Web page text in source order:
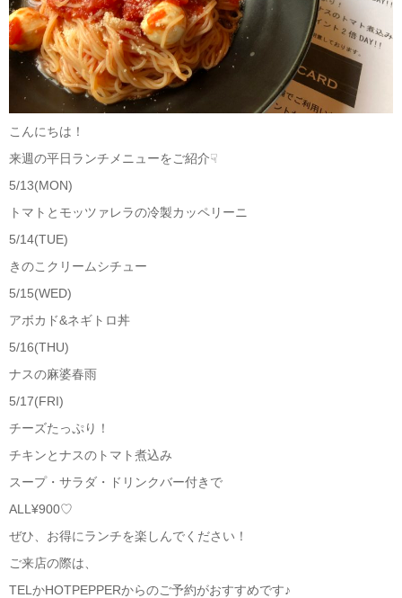
こんにちは！
来週の平日ランチメニューをご紹介☟
5/13(MON)
トマトとモッツァレラの冷製カッペリーニ
5/14(TUE)
きのこクリームシチュー
5/15(WED)
アボカド&ネギトロ丼
5/16(THU)
ナスの麻婆春雨
5/17(FRI)
チーズたっぷり！
チキンとナスのトマト煮込み
スープ・サラダ・ドリンクバー付きで
ALL¥900♡
ぜひ、お得にランチを楽しんでください！
ご来店の際は、
TEL かHOTPEPPERからのご予約がおすすめです♪